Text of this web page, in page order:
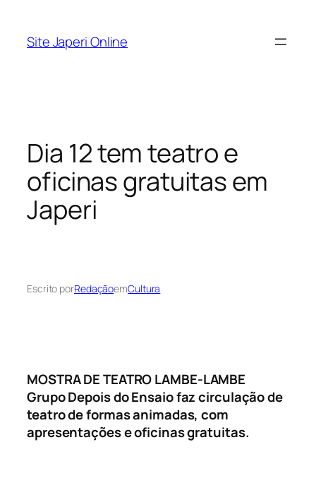
Site Japeri Online
Dia 12 tem teatro e
oficinas gratuitas em
Japeri
Escrito porRedaçãoemCultura
MOSTRA DE TEATRO LAMBE-LAMBE
Grupo Depois do Ensaio faz circulação de
teatro de formas animadas, com
apresentações e oficinas gratuitas.